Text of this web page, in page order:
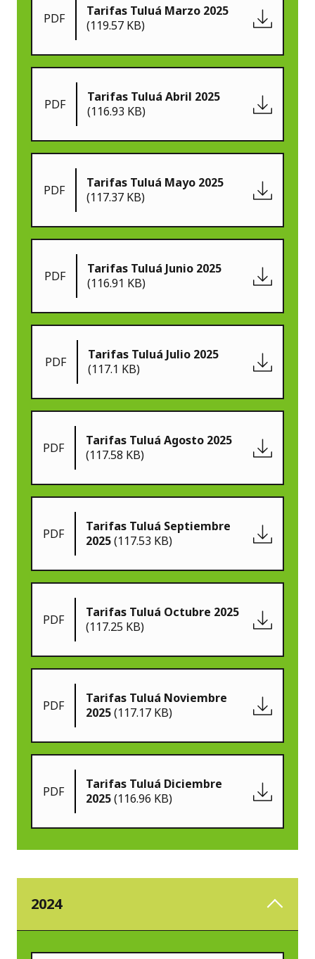
PDF
Tarifas Tuluá Marzo 2025
(119.57 KB)
PDF
Tarifas Tuluá Abril 2025
(116.93 KB)
PDF
Tarifas Tuluá Mayo 2025
(117.37 KB)
PDF
Tarifas Tuluá Junio 2025
(116.91 KB)
PDF
Tarifas Tuluá Julio 2025
(117.1 KB)
PDF
Tarifas Tuluá Agosto 2025
(117.58 KB)
PDF
Tarifas Tuluá Septiembre
2025(117.53 KB)
PDF
Tarifas Tuluá Octubre 2025
(117.25 KB)
PDF
Tarifas Tuluá Noviembre
2025(117.17 KB)
PDF
Tarifas Tuluá Diciembre
2025(116.96 KB)
2024